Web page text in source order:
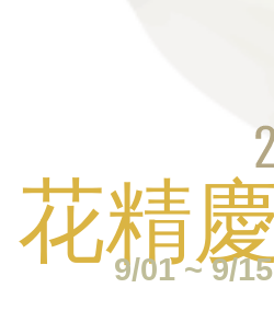
9/01 ~ 9/15